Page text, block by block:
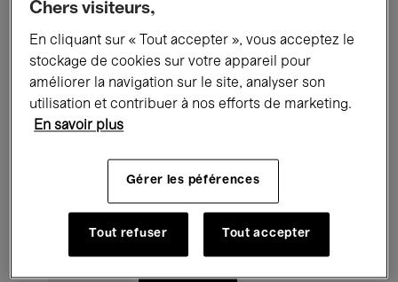
Tous les événements Concerts
Expositions Films Performances
Rencontres & Débats
Musique classique Global Music
Musique électronique
Pour tous Kids’ Palace
Chers visiteurs,
En cliquant sur « Tout accepter », vous acceptez le
stockage de cookies sur votre appareil pour
améliorer la navigation sur le site, analyser son
utilisation et contribuer à nos efforts de marketing.
En savoir plus
Gérer les péférences
Tout refuser Tout accepter